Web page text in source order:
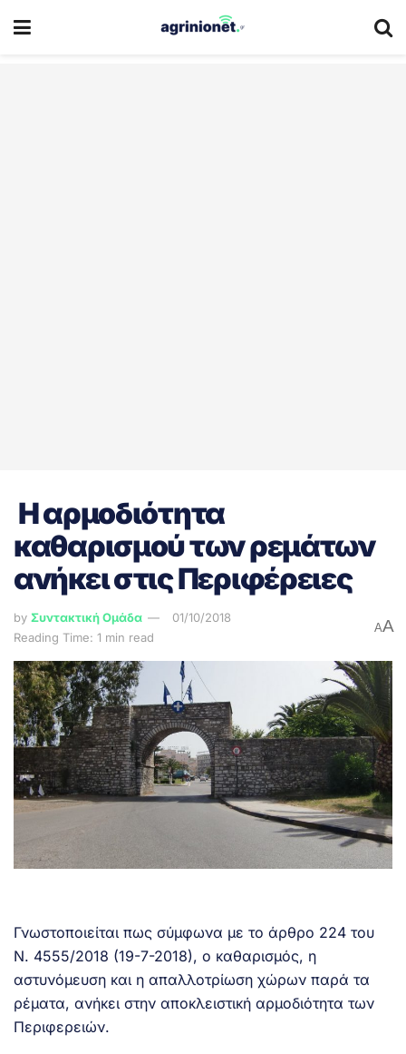
Η αρμοδιότητα
καθαρισμού των ρεμάτων
ανήκει στις Περιφέρειες
by Συντακτική Ομάδα
01/10/2018
Reading Time: 1 min read
AA
Γνωστοποιείται πως σύμφωνα με το άρθρο 224 του
Ν. 4555/2018 (19-7-2018), ο καθαρισμός, η
αστυνόμευση και η απαλλοτρίωση χώρων παρά τα
ρέματα, ανήκει στην αποκλειστική αρμοδιότητα των
Περιφερειών.